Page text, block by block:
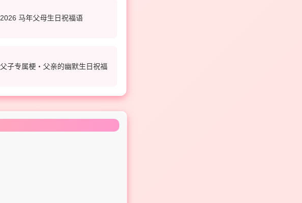
2026 马年父母生日祝福语
父子专属梗・父亲的幽默生日祝福